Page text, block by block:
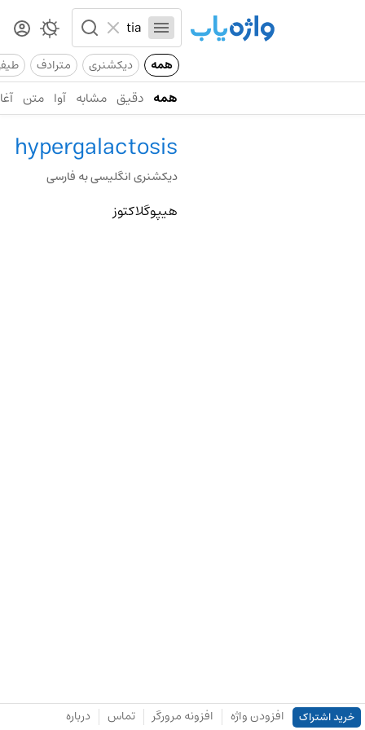
همه دیکشنری مترادف
همه دقیق مشابه آوا متن
hypergalactosis
دیکشنری انگلیسی به فارسی
هیپوگلاکتوز
خرید اشتراک افزودن واژه افزونه مرورگر تماس درباره